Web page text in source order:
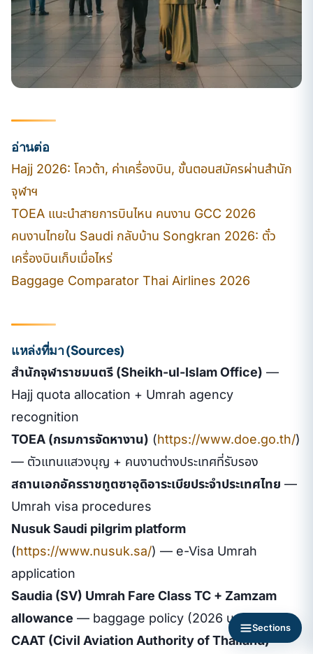
อ่านต่อ
Hajj 2026: โควต้า, ค่าเครื่องบิน, ขั้นตอนสมัครผ่านสำนัก
จุฬาฯ
TOEA แนะนำสายการบินไหน คนงาน GCC 2026
คนงานไทยใน Saudi กลับบ้าน Songkran 2026: ตั๋ว
เครื่องบินเก็บเมื่อไหร่
Baggage Comparator Thai Airlines 2026
แหล่งที่มา (Sources)
สำนักจุฬาราชมนตรี (Sheikh-ul-Islam Office) —
Hajj quota allocation + Umrah agency
recognition
TOEA (กรมการจัดหางาน) (https://www.doe.go.th/)
— ตัวแทนแสวงบุญ + คนงานต่างประเทศที่รับรอง
สถานเอกอัครราชทูตซาอุดิอาระเบียประจำประเทศไทย —
Umrah visa procedures
Nusuk Saudi pilgrim platform
(https://www.nusuk.sa/) — e-Visa Umrah
application
Saudia (SV) Umrah Fare Class TC + Zamzam
allowance — baggage policy (2026 update)
CAAT (Civil Aviation Authority of Thailand)—
Sections